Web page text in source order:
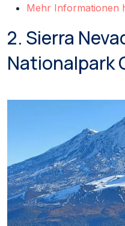
Mehr Informationen
2. Sierra
Nationalpark